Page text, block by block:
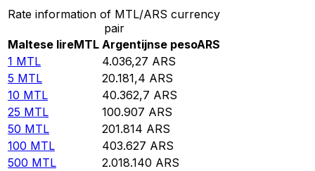
Rate information of MTL/ARS currency
pair
Maltese lireMTL Argentijnse pesoARS
1 MTL 4.036,27 ARS
5 MTL 20.181,4 ARS
10 MTL 40.362,7 ARS
25 MTL 100.907 ARS
50 MTL 201.814 ARS
100 MTL 403.627 ARS
500 MTL 2.018.140 ARS